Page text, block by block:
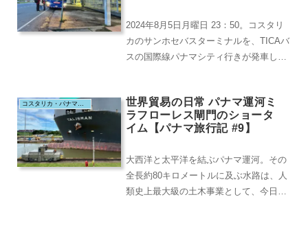
2024年8月5日月曜日 23：50。コスタリ
カのサンホセバスターミナルを、TICAバ
スの国際線パナマシティ行きが発車しま
コスタリカ・パナマ・コロンビア・メキシコ（2024.8）
世界貿易の日常 パナマ運河ミ
ラフローレス閘門のショータ
イム【パナマ旅行記 #9】
大西洋と太平洋を結ぶパナマ運河。その
全長約80キロメートルに及ぶ水路は、人
類史上最大級の土木事業として、今日も